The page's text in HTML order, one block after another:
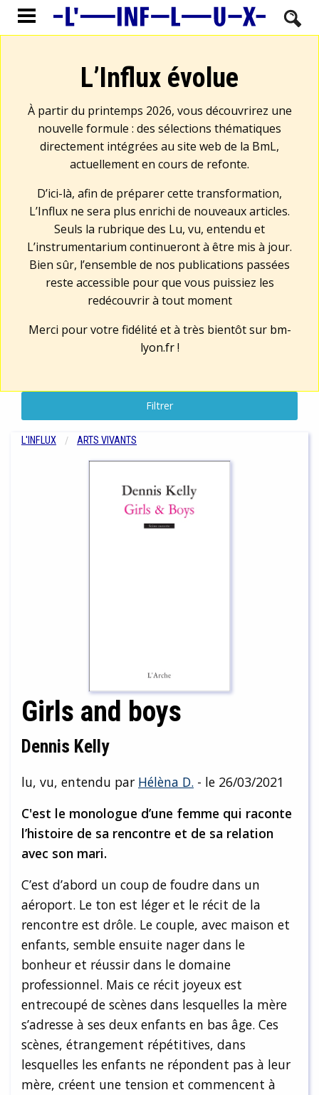
L’Influx évolue
À partir du printemps 2026, vous découvrirez une
nouvelle formule : des sélections thématiques
directement intégrées au site web de la BmL,
actuellement en cours de refonte.
D’ici-là, afin de préparer cette transformation,
L’Influx ne sera plus enrichi de nouveaux articles.
Seuls la rubrique des Lu, vu, entendu et
L’instrumentarium continueront à être mis à jour.
Bien sûr, l’ensemble de nos publications passées
reste accessible pour que vous puissiez les
redécouvrir à tout moment
Merci pour votre fidélité et à très bientôt sur bm-
lyon.fr!
Filtrer
L'INFLUX ARTS VIVANTS
Girls and boys
Dennis Kelly
lu, vu, entendu par Hélèna D. - le 26/03/2021
C'est le monologue d’une femme qui raconte
l’histoire de sa rencontre et de sa relation
avec son mari.
C’est d’abord un coup de foudre dans un
aéroport. Le ton est léger et le récit de la
rencontre est drôle. Le couple, avec maison et
enfants, semble ensuite nager dans le
bonheur et réussir dans le domaine
professionnel. Mais ce récit joyeux est
entrecoupé de scènes dans lesquelles la mère
s’adresse à ses deux enfants en bas âge. Ces
scènes, étrangement répétitives, dans
lesquelles les enfants ne répondent pas à leur
mère, créent une tension et commencent à